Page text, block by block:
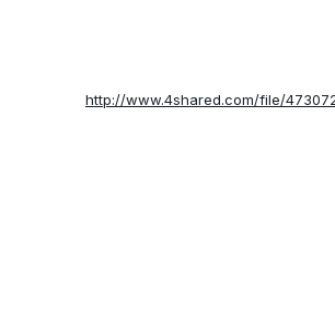
http://www.4shared.com/file/